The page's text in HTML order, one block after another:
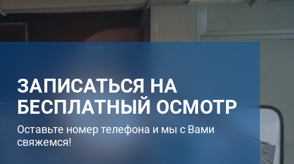
ЗАПИСАТЬСЯ НА
БЕСПЛАТНЫЙ ОСМОТР
Оставьте номер телефона и мы с Вами
свяжемся!